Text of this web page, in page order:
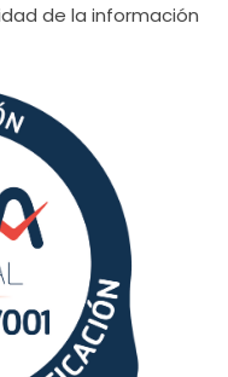
de la información